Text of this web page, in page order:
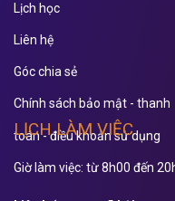
Lịch học
Liên hệ
Góc chia sẻ
Chính sách bảo mật - thanh
toán - điều khoản sử dụng
LỊCH LÀM VIỆC
Giờ làm việc: từ 8h00 đến